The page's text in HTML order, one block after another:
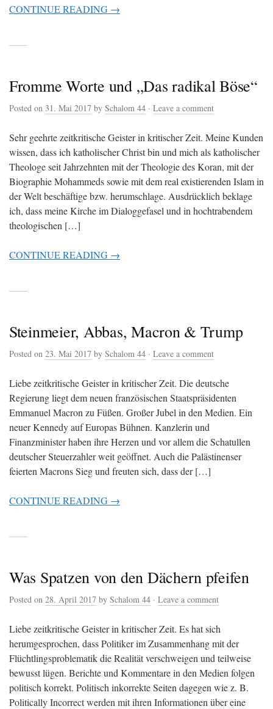
CONTINUE READING →
Fromme Worte und „Das radikal Böse“
Posted on 31. Mai 2017 by Schalom 44 · Leave a comment
Sehr geehrte zeitkritische Geister in kritischer Zeit. Meine Kunden
wissen, dass ich katholischer Christ bin und mich als katholischer
Theologe seit Jahrzehnten mit der Theologie des Koran, mit der
Biographie Mohammeds sowie mit dem real existierenden Islam in
der Welt beschäftige bzw. herumschlage. Ausdrücklich beklage
ich, dass meine Kirche im Dialoggefasel und in hochtrabendem
theologischen […]
CONTINUE READING →
Steinmeier, Abbas, Macron & Trump
Posted on 23. Mai 2017 by Schalom 44 · Leave a comment
Liebe zeitkritische Geister in kritischer Zeit. Die deutsche
Regierung liegt dem neuen französischen Staatspräsidenten
Emmanuel Macron zu Füßen. Großer Jubel in den Medien. Ein
neuer Kennedy auf Europas Bühnen. Kanzlerin und
Finanzminister haben ihre Herzen und vor allem die Schatullen
deutscher Steuerzahler weit geöffnet. Auch die Palästinenser
feierten Macrons Sieg und freuten sich, dass der […]
CONTINUE READING →
Was Spatzen von den Dächern pfeifen
Posted on 28. April 2017 by Schalom 44 · Leave a comment
Liebe zeitkritische Geister in kritischer Zeit. Es hat sich
herumgesprochen, dass Politiker im Zusammenhang mit der
Flüchtlingsproblematik die Realität verschweigen und teilweise
bewusst lügen. Berichte und Kommentare in den Medien folgen
politisch korrekt. Politisch inkorrekte Seiten dagegen wie z. B.
Politically Incorrect werden mit ihren Informationen über eine